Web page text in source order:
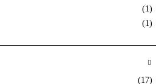
(1)
(1)
(17)